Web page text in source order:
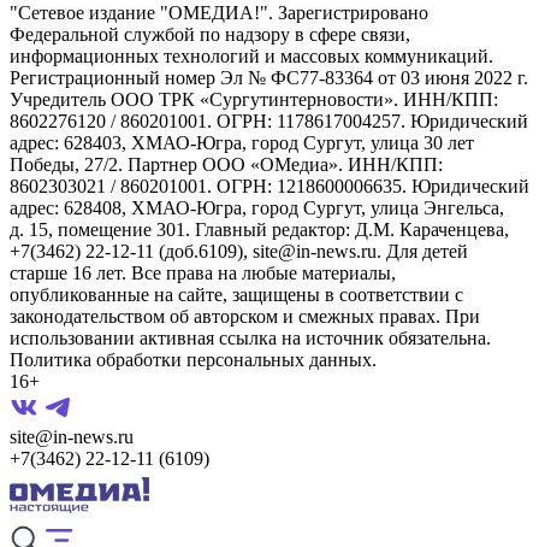
"Сетевое издание "ОМЕДИА!". Зарегистрировано
Федеральной службой по надзору в сфере связи,
информационных технологий и массовых коммуникаций.
Регистрационный номер Эл № ФС77-83364 от 03 июня 2022 г.
Учредитель ООО ТРК «Сургутинтерновости». ИНН/КПП:
8602276120 / 860201001. ОГРН: 1178617004257. Юридический
адрес: 628403, ХМАО-Югра, город Сургут, улица 30 лет
Победы, 27/2. Партнер ООО «ОМедиа». ИНН/КПП:
8602303021 / 860201001. ОГРН: 1218600006635. Юридический
адрес: 628408, ХМАО-Югра, город Сургут, улица Энгельса,
д. 15, помещение 301. Главный редактор: Д.М. Караченцева,
+7(3462) 22-12-11 (доб.6109), site@in-news.ru. Для детей
старше 16 лет. Все права на любые материалы,
опубликованные на сайте, защищены в соответствии с
законодательством об авторском и смежных правах. При
использовании активная ссылка на источник обязательна.
Политика обработки персональных данных.
16+
site@in-news.ru
+7(3462) 22-12-11 (6109)